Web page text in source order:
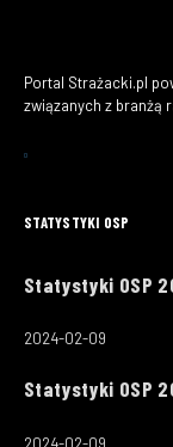
Portal Strażacki.pl
związanych z branżą
STATYSTYKI OSP
Statystyki OSP
2024-02-09
Statystyki OSP